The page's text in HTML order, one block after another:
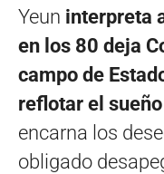
Yeun interpreta
en los 80 deja
campo de
reflotar el
encarna los
obligado